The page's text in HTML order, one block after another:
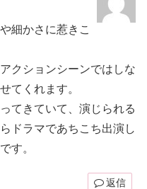
細かさに惹きこ
クションシーンではしな
てくれます。
てきていて、演じられる
ドラマであちこち出演し
す。
返信